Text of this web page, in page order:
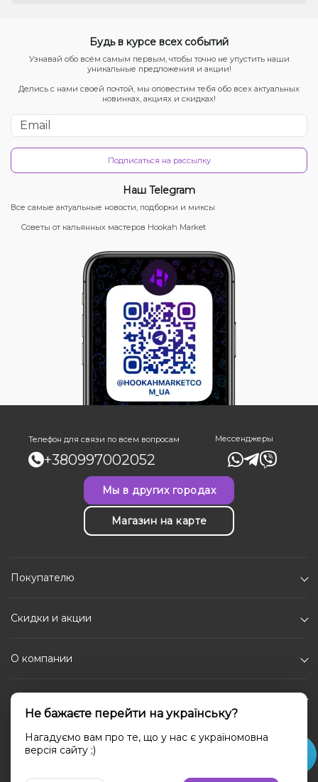
Будь в курсе всех событий
Узнавай обо всём самым первым, чтобы точно не упустить наши
уникальные предложения и акции!
Делись с нами своей почтой, мы оповестим тебя обо всех актуальных
новинках, акциях и скидках!
Подписаться на рассылку
Наш Telegram
Все самые актуальные новости, подборки и миксы
Советы от кальянных мастеров Hookah Market
Телефон для связи по всем вопросам
+380997002052
Мессенджеры
Мы в других городах
Магазин на карте
Покупателю
Скидки и акции
О компании
Каталог
Социальные сети
Не бажаєте перейти на українську?
Нагадуємо вам про те, що у нас є україномовна
версія сайту ;)